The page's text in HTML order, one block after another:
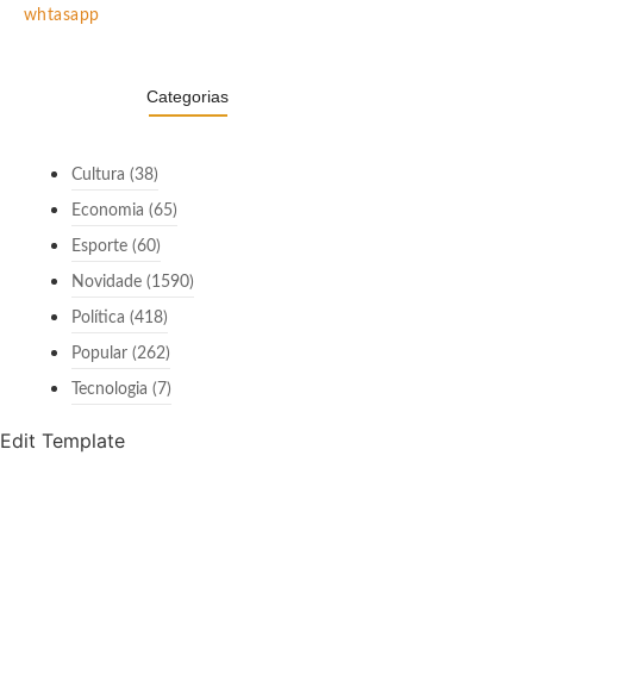
whtasapp
Categorias
Cultura (38)
Economia (65)
Esporte(60)
Novidade(1590)
Política (418)
Popular(262)
Tecnologia (7)
Edit Template